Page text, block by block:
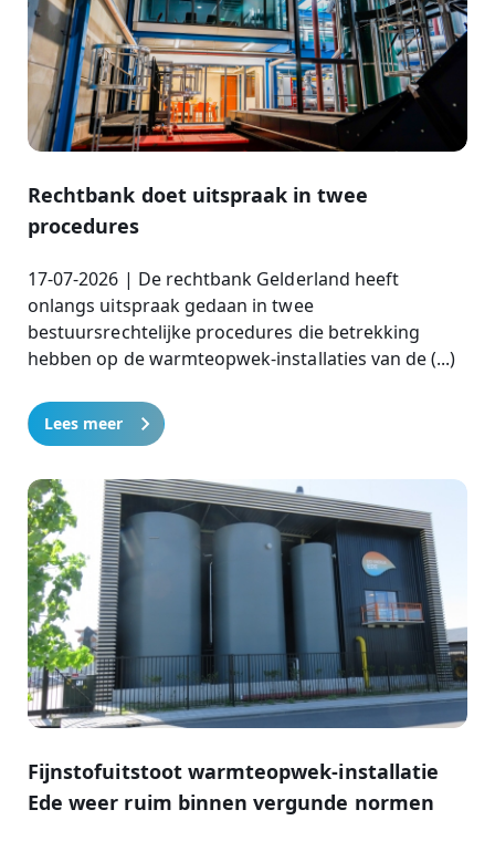
Rechtbank doet uitspraak in twee
procedures
17-07-2026 | De rechtbank Gelderland heeft
onlangs uitspraak gedaan in twee
bestuursrechtelijke procedures die betrekking
hebben op de warmteopwek-installaties van de (...)
Lees meer
Fijnstofuitstoot warmteopwek-installatie
Ede weer ruim binnen vergunde normen